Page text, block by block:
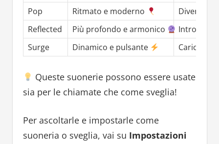
Pop
Ritmato e moderno
Reflected
Più profondo e armonico
Surge
Dinamico e pulsante Carica e
Queste suonerie possono essere usate
sia per le chiamate che come sveglia!
Per ascoltarle e impostarle come
suoneria o sveglia, vai su Impostazioni